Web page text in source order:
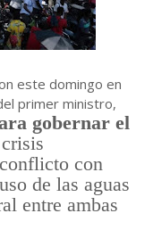
este domingo en
primer ministro,
gobernar el
con
de las aguas
entre ambas